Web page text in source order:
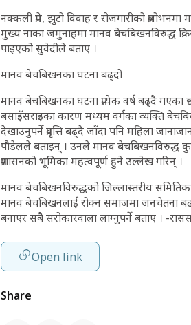
नक्कली प्रेम, झुटो विवाह र रोजगारीको
मुख्य नाका जमुनाहमा मानव बेचबिखनविरुद्ध
पाइएको सुवेदीले बताए ।
मानव बेचबिखनका घटना बढ्दो
मानव बेचबिखनका घटना प्रत्येक वर्ष बढ्दै गएका
बसाइँसराइका कारण मध्यम वर्गका व्यक्ति
देखाउनुपर्ने प्रवृत्ति बढ्दै जाँदा पनि महिला
पौडेलले बताइन् । उनले मानव बेचबिखनविरुद्ध
प्रशासनको भूमिका महत्वपूर्ण हुने उल्लेख गरिन् ।
मानव बेचबिखनविरुद्धको जिल्लास्तरीय
मानव बेचबिखनलाई रोक्न समाजमा जनचेतना
बनाएर सबै सरोकारवाला लाग्नुपर्ने बताए । -
Open link
Share